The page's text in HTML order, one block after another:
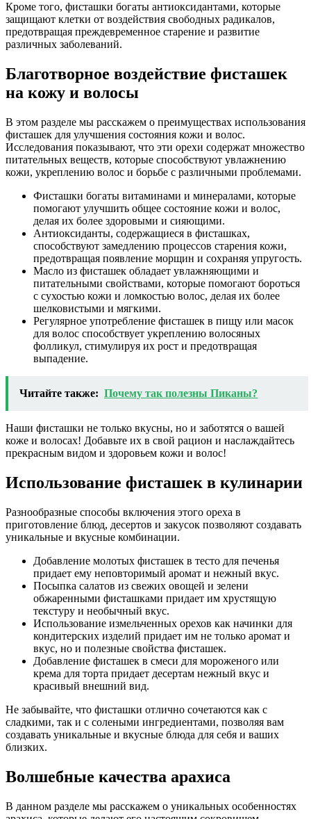
Кроме того, фисташки богаты антиоксидантами, которые
защищают клетки от воздействия свободных радикалов,
предотвращая преждевременное старение и развитие
различных заболеваний.
Благотворное воздействие фисташек
на кожу и волосы
В этом разделе мы расскажем о преимуществах использования
фисташек для улучшения состояния кожи и волос.
Исследования показывают, что эти орехи содержат множество
питательных веществ, которые способствуют увлажнению
кожи, укреплению волос и борьбе с различными проблемами.
Фисташки богаты витаминами и минералами, которые
помогают улучшить общее состояние кожи и волос,
делая их более здоровыми и сияющими.
Антиоксиданты, содержащиеся в фисташках,
способствуют замедлению процессов старения кожи,
предотвращая появление морщин и сохраняя упругость.
Масло из фисташек обладает увлажняющими и
питательными свойствами, которые помогают бороться
с сухостью кожи и ломкостью волос, делая их более
шелковистыми и мягкими.
Регулярное употребление фисташек в пищу или масок
для волос способствует укреплению волосяных
фолликул, стимулируя их рост и предотвращая
выпадение.
Читайте также: Почему так полезны Пиканы?
Наши фисташки не только вкусны, но и заботятся о вашей
коже и волосах! Добавьте их в свой рацион и наслаждайтесь
прекрасным видом и здоровьем кожи и волос!
Использование фисташек в кулинарии
Разнообразные способы включения этого ореха в
приготовление блюд, десертов и закусок позволяют создавать
уникальные и вкусные комбинации.
Добавление молотых фисташек в тесто для печенья
придает ему неповторимый аромат и нежный вкус.
Посыпка салатов из свежих овощей и зелени
обжаренными фисташками придает им хрустящую
текстуру и необычный вкус.
Использование измельченных орехов как начинки для
кондитерских изделий придает им не только аромат и
вкус, но и полезные свойства фисташек.
Добавление фисташек в смеси для мороженого или
крема для торта придает десертам нежный вкус и
красивый внешний вид.
Не забывайте, что фисташки отлично сочетаются как с
сладкими, так и с солеными ингредиентами, позволяя вам
создавать уникальные и вкусные блюда для себя и ваших
близких.
Волшебные качества арахиса
В данном разделе мы расскажем о уникальных особенностях